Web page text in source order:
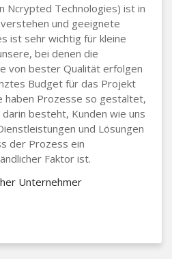
Ncrypted Technologies) ist in
und geeignete
ist sehr wichtig für kleine
bei denen die
von bester Qualität erfolgen
Budget für das Projekt
haben Prozesse so gestaltet,
besteht, Kunden wie uns
und Lösungen
der Prozess ein
Faktor ist.
Unternehmer